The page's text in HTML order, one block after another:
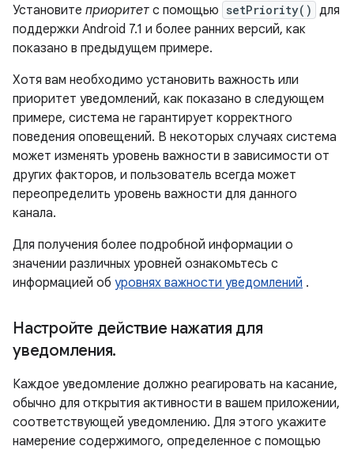
Установите приоритет с помощью setPriority() для
поддержки Android 7.1 и более ранних версий, как
показано в предыдущем примере.
Хотя вам необходимо установить важность или
приоритет уведомлений, как показано в следующем
примере, система не гарантирует корректного
поведения оповещений. В некоторых случаях система
может изменять уровень важности в зависимости от
других факторов, и пользователь всегда может
переопределить уровень важности для данного
канала.
Для получения более подробной информации о
значении различных уровней ознакомьтесь с
информацией об уровнях важности уведомлений .
Настройте действие нажатия для
уведомления.
Каждое уведомление должно реагировать на касание,
обычно для открытия активности в вашем приложении,
соответствующей уведомлению. Для этого укажите
намерение содержимого, определенное с помощью